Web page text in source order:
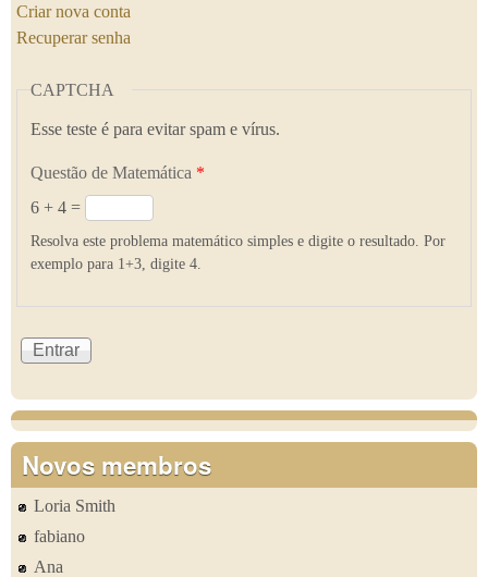
Criar nova conta
Recuperar senha
CAPTCHA
Esse teste é para evitar spam e vírus.
Questão de Matemática *
6 + 4 =
Resolva este problema matemático simples e digite o resultado. Por
exemplo para 1+3, digite 4.
Novos membros
Loria Smith
fabiano
Ana